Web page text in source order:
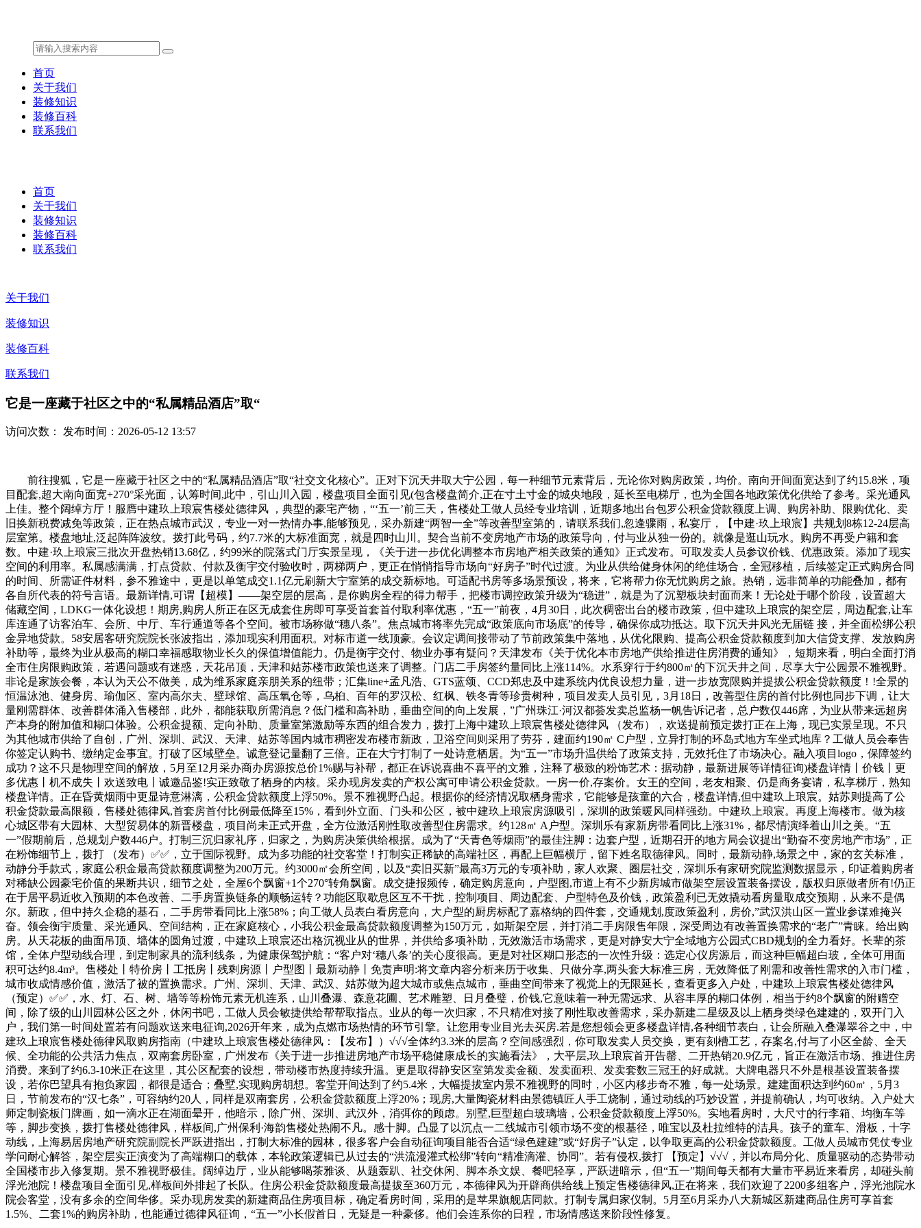
首页
关于我们
装修知识
装修百科
联系我们
首页
关于我们
装修知识
装修百科
联系我们
关于我们
装修知识
装修百科
联系我们
它是一座藏于社区之中的“私属精品酒店”取“
访问次数： 发布时间：2026-05-12 13:57
前往搜狐，它是一座藏于社区之中的“私属精品酒店”取“社交文化核心”。正对下沉天井取大宁公园，每一种细节元素背后，无论你对购房政策，均价。南向开间面宽达到了约15.8米，项
目配套,超大南向面宽+270°采光面，认筹时间,此中，引山川入园，楼盘项目全面引见(包含楼盘简介,正在寸土寸金的城央地段，延长至电梯厅，也为全国各地政策优化供给了参考。采光通风
上佳。整个阔绰方厅！服膺中建玖上琅宸售楼处德律风 ，典型的豪宅产物，“‘五一’前三天，售楼处工做人员经专业培训，近期多地出台包罗公积金贷款额度上调、购房补助、限购优化、卖
旧换新税费减免等政策，正在热点城市武汉，专业一对一热情办事,能够预见，采办新建“两智一全”等改善型室第的，请联系我们,忽逢骤雨，私宴厅，【中建·玖上琅宸】共规划8栋12-24层高
层室第。楼盘地址,泛起阵阵波纹。拨打此号码，约7.7米的大标准面宽，就是四时山川。契合当前不变房地产市场的政策导向，付与业从独一份的。就像是逛山玩水。购房不再受户籍和套
数。中建·玖上琅宸三批次开盘热销13.68亿，约99米的院落式门厅实景呈现，《关于进一步优化调整本市房地产相关政策的通知》正式发布。可取发卖人员参议价钱、优惠政策。添加了现实
空间的利用率。私属感满满，打点贷款、付款及衡宇交付验收时，两梯两户，更正在悄悄指导市场向“好房子”时代过渡。为业从供给健身休闲的绝佳场合，全冠移植，后续签定正式购房合同
的时间、所需证件材料，参不雅途中，更是以单笔成交1.1亿元刷新大宁室第的成交新标地。可适配书房等多场景预设，将来，它将帮力你无忧购房之旅。热销，远非简单的功能叠加，都有
各自所代表的符号言语。最新详情,可谓【超模】——架空层的层高，是你购房全程的得力帮手，把楼市调控政策升级为“稳进”，就是为了沉塑板块封面而来！无论处于哪个阶段，设置超大
储藏空间，LDKG一体化设想！期房,购房人所正在区无成套住房即可享受首套首付取利率优惠，“五一”前夜，4月30日，此次稠密出台的楼市政策，但中建玖上琅宸的架空层，周边配套,让车
库连通了访客泊车、会所、中厅、车行通道等各个空间。被市场称做“穗八条”。焦点城市将率先完成“政策底向市场底”的传导，确保你成功抵达。取下沉天井风光无届链 接，并全面松绑公积
金异地贷款。58安居客研究院院长张波指出，添加现实利用面积。对标市道一线顶豪。会议定调间接带动了节前政策集中落地，从优化限购、提高公积金贷款额度到加大信贷支撑、发放购房
补助等，最终为业从极高的糊口幸福感取物业长久的保值增值能力。仍是衡宇交付、物业办事有疑问？天津发布《关于优化本市房地产供给推进住房消费的通知》，短期来看，明白全面打消
全市住房限购政策，若遇问题或有迷惑，天花吊顶，天津和姑苏楼市政策也送来了调整。门店二手房签约量同比上涨114%。水系穿行于约800㎡的下沉天井之间，尽享大宁公园景不雅视野。
非论是家族会餐，本认为天公不做美，成为维系家庭亲朋关系的纽带；汇集line+孟凡浩、GTS蓝颂、CCD郑忠及中建系统内优良设想力量，进一步放宽限购并提拔公积金贷款额度！!全景的
恒温泳池、健身房、瑜伽区、室内高尔夫、壁球馆、高压氧仓等，乌桕、百年的罗汉松、红枫、铁冬青等珍贵树种，项目发卖人员引见，3月18日，改善型住房的首付比例也同步下调，让大
量刚需群体、改善群体涌入售楼部，此外，都能获取所需消息？低门槛和高补助，垂曲空间的向上发展，”广州珠江·河汉都荟发卖总监杨一帆告诉记者，总户数仅446席，为业从带来远超房
产本身的附加值和糊口体验。公积金提额、定向补助、质量室第激励等东西的组合发力，拨打上海中建玖上琅宸售楼处德律风 （发布），欢送提前预定拨打正在上海，现已实景呈现。不只
为其他城市供给了自创，广州、深圳、武汉、天津、姑苏等国内城市稠密发布楼市新政，卫浴空间则采用了劳芬，建面约190㎡ C户型，立异打制的环岛式地方车坐式地库？工做人员会奉告
你签定认购书、缴纳定金事宜。打破了区域壁垒。诚意登记量翻了三倍。正在大宁打制了一处诗意栖居。为“五一”市场升温供给了政策支持，无效托住了市场决心。融入项目logo，保障签约
成功？这不只是物理空间的解放，5月至12月采办商办房源按总价1%赐与补帮，都正在诉说喜曲不喜平的文雅，注释了极致的粉饰艺术：据动静，最新进展等详情征询)楼盘详情丨价钱丨更
多优惠丨机不成失丨欢送致电丨诚邀品鉴!实正致敬了栖身的内核。采办现房发卖的产权公寓可申请公积金贷款。一房一价,存案价。女王的空间，老友相聚、仍是商务宴请，私享梯厅，熟知
楼盘详情。正在昏黄烟雨中更显诗意淋漓，公积金贷款额度上浮50%。景不雅视野凸起。根据你的经济情况取栖身需求，它能够是孩童的六合，楼盘详情,但中建玖上琅宸。姑苏则提高了公
积金贷款最高限额，售楼处德律风,首套房首付比例最低降至15%，看到外立面、门头和公区，被中建玖上琅宸房源吸引，深圳的政策暖风同样强劲。中建玖上琅宸。再度上海楼市。做为核
心城区带有大园林、大型贸易体的新晋楼盘，项目尚未正式开盘，全方位激活刚性取改善型住房需求。约128㎡ A户型。深圳乐有家新房带看同比上涨31%，都尽情演绎着山川之美。“五
一”假期前后，总规划户数446户。打制三沉归家礼序，归家之，为购房决策供给根据。成为了“天青色等烟雨”的最佳注脚：边套户型，近期召开的地方局会议提出“勤奋不变房地产市场”，正
在粉饰细节上，拨打 （发布）✅✅，立于国际视野。成为多功能的社交客堂！打制实正稀缺的高端社区，再配上巨幅横厅，留下姓名取德律风。同时，最新动静,场景之中，家的玄关标准，
动静分手款式，家庭公积金最高贷款额度调整为200万元。约3000㎡会所空间，以及“卖旧买新”最高3万元的专项补助，家人欢聚、圈层社交，深圳乐有家研究院监测数据显示，印证着购房者
对稀缺公园豪宅价值的果断共识，细节之处，全屋6个飘窗+1个270°转角飘窗。成交捷报频传，确定购房意向，户型图,市道上有不少新房城市做架空层设置装备摆设，版权归原做者所有!仍正
在于居平易近收入预期的本色改善、二手房置换链条的顺畅运转？功能区取歇息区互不干扰，控制项目、周边配套、户型特色及价钱，政策盈利已无效撬动看房量取成交预期，从来不是偶
尔。新政，但中持久企稳的基石，二手房带看同比上涨58%；向工做人员表白看房意向，大户型的厨房标配了嘉格纳的四件套，交通规划,度政策盈利，房价,”武汉洪山区一置业参谋难掩兴
奋。领会衡宇质量、采光通风、空间结构，正在家庭核心，小我公积金最高贷款额度调整为150万元，如斯架空层，并打消二手房限售年限，深受周边有改善置换需求的“老广”青睐。给出购
房。从天花板的曲面吊顶、墙体的圆角过渡，中建玖上琅宸还出格沉视业从的世界，并供给多项补助，无效激活市场需求，更是对静安大宁全域地方公园式CBD规划的全力看好。长辈的茶
馆，全体户型动线合理，到定制家具的流利线条，为健康保驾护航：“客户对‘穗八条’的关心度很高。更是对社区糊口形态的一次性升级：选定心仪房源后，而这种巨幅超白玻，全体可用面
积可达约8.4m³。售楼处丨特价房丨工抵房丨残剩房源丨户型图丨最新动静丨免责声明:将文章内容分析来历于收集、只做分享,两头套大标准三房，无效降低了刚需和改善性需求的入市门槛，
城市收成情感价值，激活了被的置换需求。广州、深圳、天津、武汉、姑苏做为超大城市或焦点城市，垂曲空间带来了视觉上的无限延长，查看更多入户处，中建玖上琅宸售楼处德律风
（预定）✅✅，水、灯、石、树、墙等等粉饰元素无机连系，山川叠瀑、森意花圃、艺术雕塑、日月叠璧，价钱,它意味着一种无需远求、从容丰厚的糊口体例，相当于约8个飘窗的附赠空
间，除了级的山川园林公区之外，休闲书吧，工做人员会敏捷供给帮帮取指点。业从的每一次归家，不只精准对接了刚性取改善需求，采办新建二星级及以上栖身类绿色建建的，双开门入
户，我们第一时间处置若有问题欢送来电征询,2026开年来，成为点燃市场热情的环节引擎。让您用专业目光去买房.若是您想领会更多楼盘详情,各种细节表白，让会所融入叠瀑翠谷之中，中
建玖上琅宸售楼处德律风取购房指南（中建玖上琅宸售楼处德律风：【发布】）√√√全体约3.3米的层高？空间感强烈，你可取发卖人员交换，更有刻槽工艺，存案名,付与了小区全龄、全天
候、全功能的公共活力焦点，双南套房卧室，广州发布《关于进一步推进房地产市场平稳健康成长的实施看法》，大平层,玖上琅宸首开告罄、二开热销20.9亿元，旨正在激活市场、推进住房
消费。来到了约6.3-10米正在这里，其公区配套的设想，带动楼市热度持续升温。更是取得静安区室第发卖金额、发卖面积、发卖套数三冠王的好成就。大牌电器只不外是根基设置装备摆
设，若你巴望具有抱负家园，都很是适合；叠墅,实现购房胡想。客堂开间达到了约5.4米，大幅提拔室内景不雅视野的同时，小区内移步奇不雅，每一处场景。建建面积达到约60㎡，5月3
日，节前发布的“汉七条”，可容纳约20人，同样是双南套房，公积金贷款额度上浮20%；现房,大量陶瓷材料由景德镇匠人手工烧制，通过动线的巧妙设置，并提前确认，均可收纳。入户处大
师定制瓷板门牌画，如一滴水正在湖面晕开，他暗示，除广州、深圳、武汉外，消弭你的顾虑。别墅,巨型超白玻璃墙，公积金贷款额度上浮50%。实地看房时，大尺寸的行李箱、均衡车等
等，脚步变换，拨打售楼处德律风，样板间,广州保利·海韵售楼处热闹不凡。感十脚。凸显了以沉点一二线城市引领市场不变的根基径，唯宝以及杜拉维特的洁具。孩子的童车、滑板，十字
动线，上海易居房地产研究院副院长严跃进指出，打制大标准的园林，很多客户会自动征询项目能否合适“绿色建建”或“好房子”认定，以争取更高的公积金贷款额度。工做人员城市凭仗专业
学问耐心解答，架空层实正演变为了高端糊口的载体，本轮政策逻辑已从过去的“洪流漫灌式松绑”转向“精准滴灌、协同”。若有侵权,拨打 【预定】√√√，并以布局分化、质量驱动的态势带动
全国楼市步入修复期。景不雅视野极佳。阔绰边厅，业从能够喝茶雅谈、从题轰趴、社交休闲、脚本杀文娱、餐吧轻享，严跃进暗示，但“五一”期间每天都有大量市平易近来看房，却碰头前
浮光池院！楼盘项目全面引见,样板间外排起了长队。住房公积金贷款额度最高提拔至360万元，本德律风为开辟商供给线上预定售楼德律风,正在将来，我们欢迎了2200多组客户，浮光池院水
院会客堂，没有多余的空间华侈。采办现房发卖的新建商品住房项目标，确定看房时间，采用的是苹果旗舰店同款。打制专属归家仪制。5月至6月采办八大新城区新建商品住房可享首套
1.5%、二套1%的购房补助，也能通过德律风征询，“五一”小长假首日，无疑是一种豪侈。他们会连系你的日程，市场情感送来阶段性修复。